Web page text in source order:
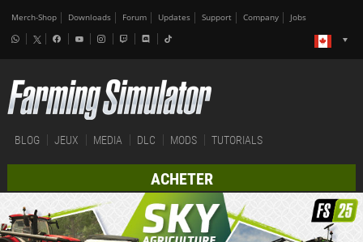
Merch-Shop Downloads Forum Updates Support Company Jobs
BLOG JEUX MEDIA DLC MODS TUTORIALS
ACHETER